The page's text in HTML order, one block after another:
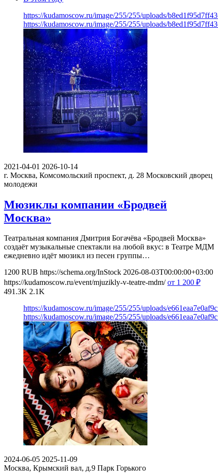
https://kudamoscow.ru/image/255/255/uploads/
https://kudamoscow.ru/image/255/255/uploads/
2021-04-01 2026-10-14
г. Москва, Комсомольский проспект, д. 28 Московский дворец
молодежи
Мюзиклы компании «Бродвей
Москва»
Театральная компания Дмитрия Богачёва «Бродвей Москва»
создаёт музыкальные спектакли на любой вкус: в Театре МДМ
ежедневно идёт мюзикл из песен группы…
1200 RUB https://schema.org/InStock 2026-08-03T00:00:00+03:00
https://kudamoscow.ru/event/mjuzikly-v-teatre-mdm/ от 1 200 ₽
491.3K 2.1K
https://kudamoscow.ru/image/255/255/uploads/
https://kudamoscow.ru/image/255/255/uploads/
2024-06-05 2025-11-09
Москва, Крымский вал, д.9 Парк Горького